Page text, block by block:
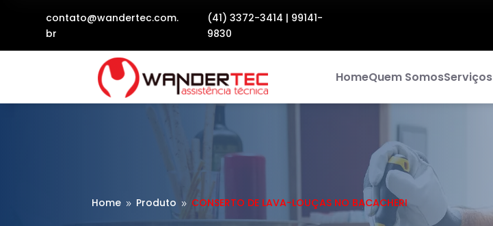
contato@wandertec.com.
br
(41) 3372-3414 | 99141-
9830
HomeQuem SomosServiços
Home 9 Produto 9 CONSERTO DE LAVA-LOUÇAS NO BACACHERI